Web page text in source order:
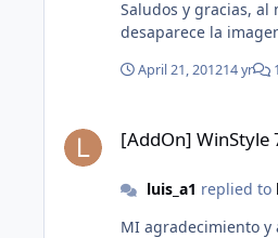
Saludos y gracias,
desaparece la
April 21, 201214 yr
[AddOn] WinStyle
luis_a1 replied to
MI agradecimiento y